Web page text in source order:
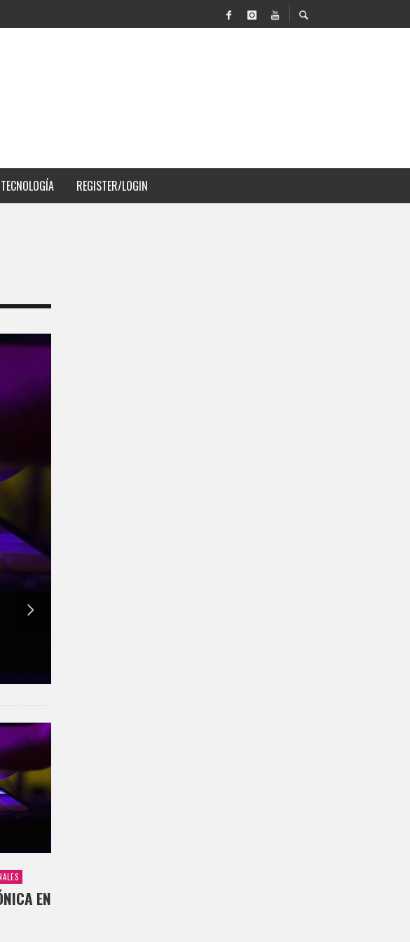
TRANSEÚNTE TICO CON MOVILIDAD Y PAISAJISMO
DE MÁS DE 100 DJS A COSTA RICA
TECNOLOGÍA REGISTER/LOGIN
EN